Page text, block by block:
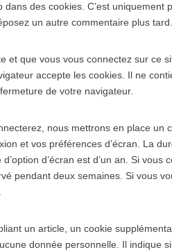
dans des cookies. C’est
un autre commentaire plus
et que vous vous connectez sur ce
accepte les cookies. Il ne
de votre navigateur.
nous mettrons en place un
et vos préférences d’écran. La
d’option d’écran est d’un an. Si
pendant deux semaines. Si vous
un article, un cookie
donnée personnelle. Il indique